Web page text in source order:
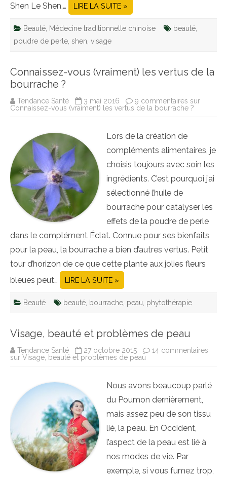
Shen Le Shen,…
LIRE LA SUITE »
Beauté Médecine traditionnelle chinoise beauté
poudre de perle shen visage
Connaissez-vous (vraiment) les vertus de la
bourrache ?
Tendance Santé 3 mai 2016 9 commentaires sur
Connaissez-vous (vraiment) les vertus de la bourrache ?
Lors de la création de
compléments alimentaires, je
choisis toujours avec soin les
ingrédients. C’est pourquoi j’ai
sélectionné l’huile de
bourrache pour catalyser les
effets de la poudre de perle
dans le complément Éclat. Connue pour ses bienfaits
pour la peau, la bourrache a bien d’autres vertus. Petit
tour d’horizon de ce que cette plante aux jolies fleurs
bleues peut…
LIRE LA SUITE »
Beauté beauté bourrache peau phytothérapie
Visage, beauté et problèmes de peau
Tendance Santé 27 octobre 2015
14 commentaires
sur Visage, beauté et problèmes de peau
Nous avons beaucoup parlé
du Poumon dernièrement,
mais assez peu de son tissu
lié, la peau. En Occident,
l’aspect de la peau est lié à
nos modes de vie. Par
exemple, si vous fumez trop,